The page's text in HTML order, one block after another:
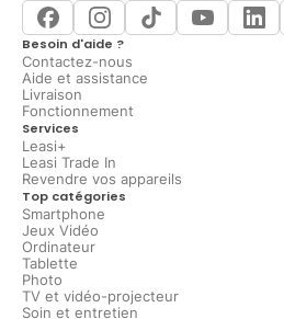
Besoin d'aide ?
Contactez-nous
Aide et assistance
Livraison
Fonctionnement
Services
Leasi+
Leasi Trade In
Revendre vos appareils
Top catégories
Smartphone
Jeux Vidéo
Ordinateur
Tablette
Photo
TV et vidéo-projecteur
Soin et entretien